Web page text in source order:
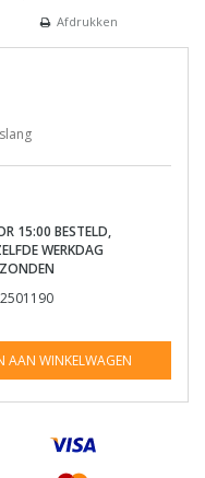
Afdrukken
15:00 BESTELD,
WERKDAG
AAN WINKELWAGEN